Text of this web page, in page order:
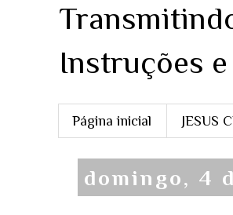
Instruções
Página inicial JESUS
domingo, 4